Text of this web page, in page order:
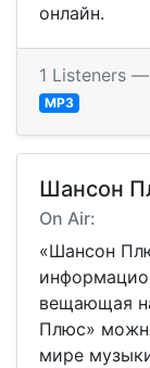
онлайн.
1 Listeners —
MP3
Шансон
On Air:
«Шансон
вещающая
Плюс»
мире